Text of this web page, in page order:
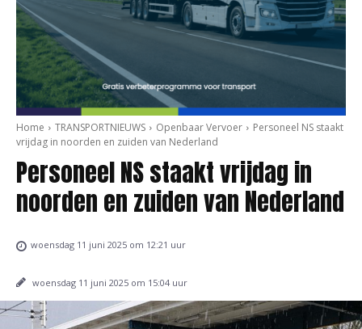
Home TRANSPORTNIEUWS Openbaar Vervoer
Personeel NS staakt
vrijdag in noorden en zuiden van Nederland
Personeel NS staakt vrijdag in
noorden en zuiden van Nederland
woensdag 11 juni 2025 om 12:21 uur
woensdag 11 juni 2025 om 15:04 uur